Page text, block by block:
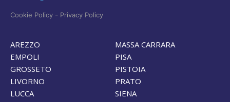
Cookie Policy - Privacy Policy
AREZZO
EMPOLI
GROSSETO
LIVORNO
LUCCA
MASSA CARRARA
PISA
PISTOIA
PRATO
SIENA